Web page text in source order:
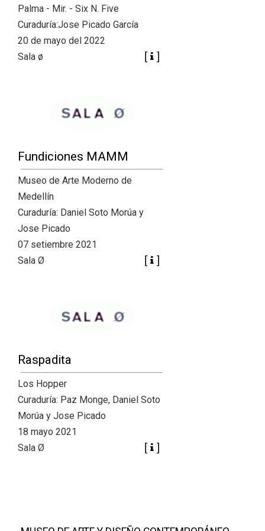
+ DIRECTORIOS
+ MESA EJECUTIVA DE ARTES VISUALES
Palma - Mir. - Six N. Five
Curaduría:Jose Picado García
20 de mayo del 2022
Sala ø
Fundiciones MAMM
Museo de Arte Moderno de
Medellín
Curaduría: Daniel Soto Morúa y
Jose Picado
07 setiembre 2021
Sala Ø
Raspadita
Los Hopper
Curaduría: Paz Monge, Daniel Soto
Morúa y Jose Picado
18 mayo 2021
Sala Ø